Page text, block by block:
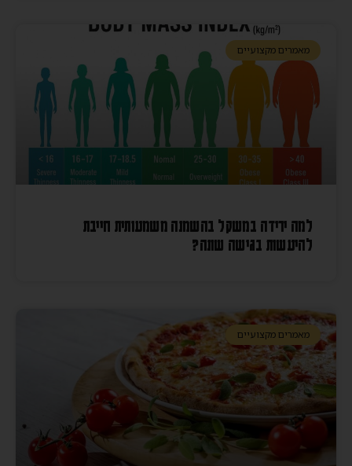
מאמרים מקצועיים
למה ירידה במשקל בהשמנה משמעותית חייבת
להיעשות בגישה שונה?
מאמרים מקצועיים